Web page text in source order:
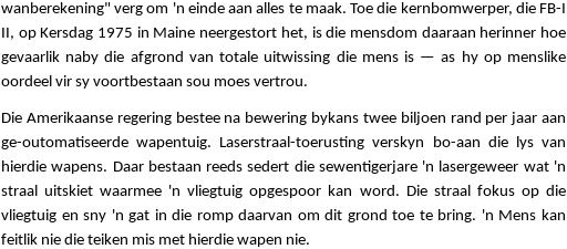
wanberekening" verg om 'n einde aan alles te maak. Toe die kernbomwerper, die FB-I
II, op Kersdag 1975 in Maine neergestort het, is die mensdom daaraan herinner hoe
gevaarlik naby die afgrond van totale uitwissing die mens is — as hy op menslike
oordeel vir sy voortbestaan sou moes vertrou.
Die Amerikaanse regering bestee na bewering bykans twee biljoen rand per jaar aan
ge-outomatiseerde wapentuig. Laserstraal-toerusting verskyn bo-aan die lys van
hierdie wapens. Daar bestaan reeds sedert die sewentigerjare 'n lasergeweer wat 'n
straal uitskiet waarmee 'n vliegtuig opgespoor kan word. Die straal fokus op die
vliegtuig en sny 'n gat in die romp daarvan om dit grond toe te bring. 'n Mens kan
feitlik nie die teiken mis met hierdie wapen nie.